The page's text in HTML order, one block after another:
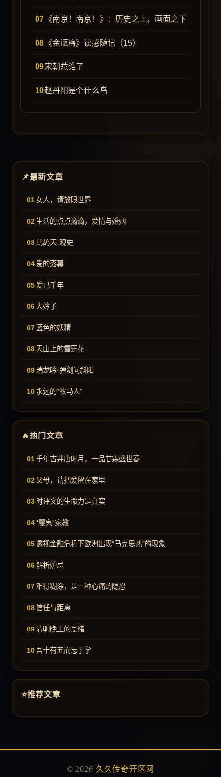
《南京！南京！》：历史之上，画面之下
《金瓶梅》读感随记（15）
宋朝惹谁了
赵丹阳是个什么鸟
最新文章
女人，请放眼世界
生活的点点滴滴，爱情与婚姻
鹧鸪天·观史
爱的落幕
爱已千年
大妗子
蓝色的妖精
天山上的雪莲花
瑞龙吟·弹剑问斜阳
永远的“牧马人”
热门文章
千年古井唐时月，一品甘霖盛世春
父母，请把爱留在家里
时评文的生命力是真实
“魔鬼”家教
透视金融危机下欧洲出现“马克思热”的现象
解析妒忌
难得糊涂，是一种心痛的隐忍
信任与距离
清明晚上的思绪
吾十有五而志于学
推荐文章
© 2026 久久传奇开区网